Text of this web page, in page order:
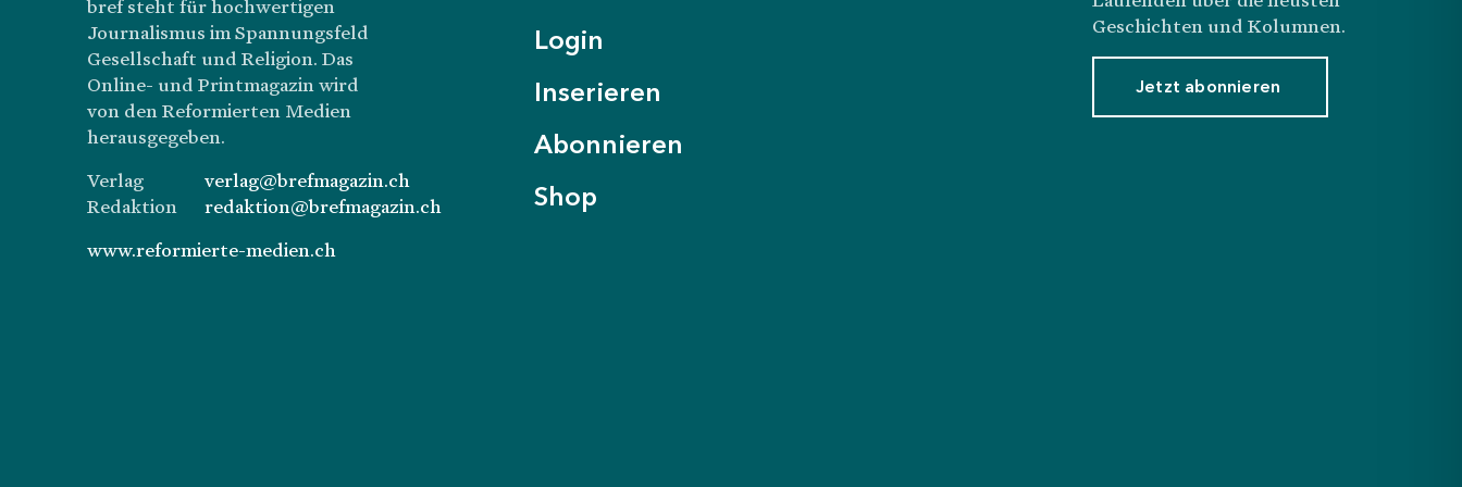
bref steht für hochwertigen
Journalismus im Spannungsfeld
Gesellschaft und Religion. Das
Online- und Printmagazin wird
von den Reformierten Medien
herausgegeben.
Verlag
verlag@brefmagazin.ch
Redaktion
redaktion@brefmagazin.ch
www.reformierte-medien.ch
Login
Inserieren
Abonnieren
Shop
Geschichten und Kolumnen.
Jetzt abonnieren